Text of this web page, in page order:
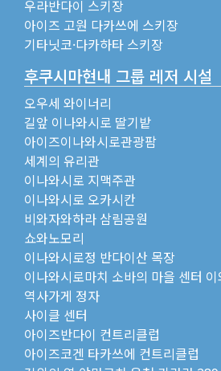
우라반다이 스키장
아이즈 고원 다카쓰에 스키장
기타닛코·다카하타 스키장
후쿠시마현내 그룹 레저 시설
오우세 와이너리
길앞 이나와시로 딸기밭
아이즈이나와시로관광팜
세계의 유리관
이나와시로 지맥주관
이나와시로 오카시칸
비와자와하라 삼림공원
쇼와노모리
이나와시로정 반다이산 목장
이나와시로마치 소바의 마을 센터
역사가게 정자
사이클 센터
아이즈반다이 컨트리클럽
아이즈코겐 타카쓰에 컨트리클럽